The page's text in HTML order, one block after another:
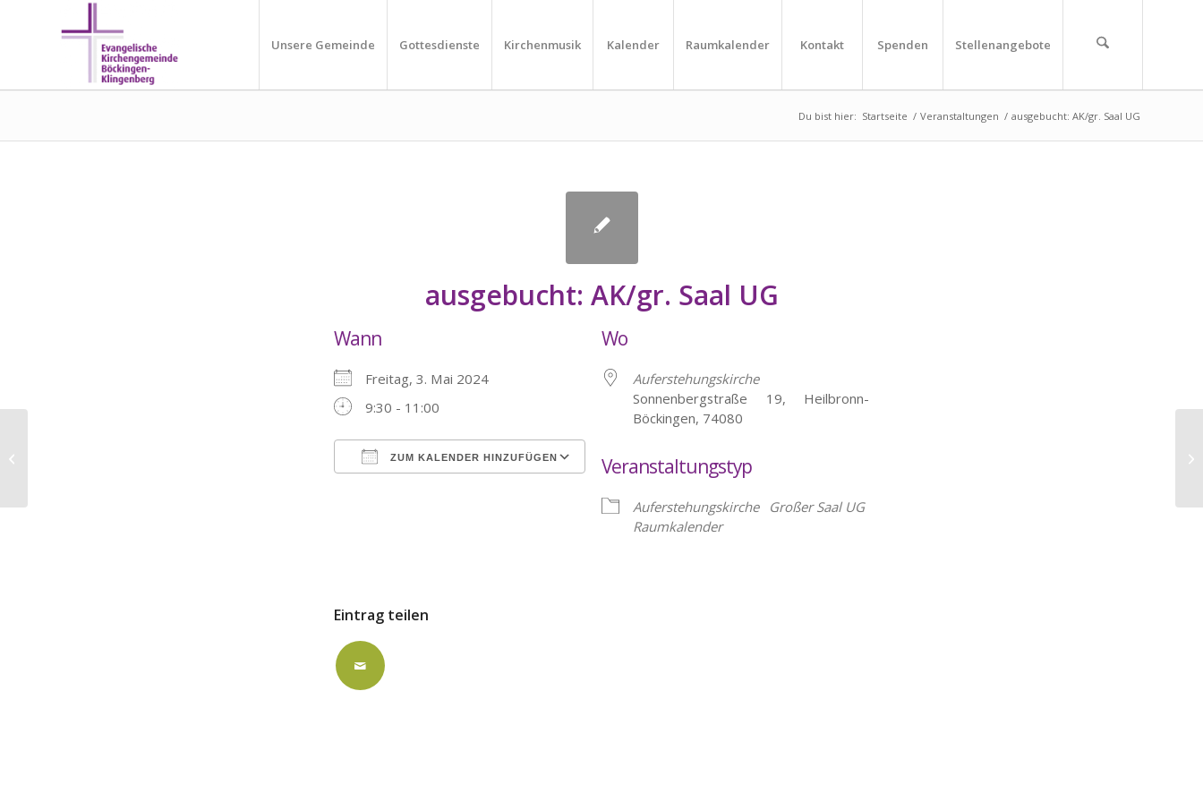
Unsere Gemeinde Gottesdienste Kirchenmusik Kalender Raumkalender Kontakt Spenden Stellenangebote
Du bist hier: Startseite / Veranstaltungen / ausgebucht: AK/gr. Saal UG
ausgebucht: AK/gr. Saal UG
Wann
Freitag, 3. Mai 2024
9:30 - 11:00
ZUM KALENDER HINZUFÜGEN
Wo
Auferstehungskirche
Sonnenbergstraße 19, Heilbronn-
Böckingen, 74080
Veranstaltungstyp
Auferstehungskirche
Großer Saal UG
Raumkalender
Eintrag teilen